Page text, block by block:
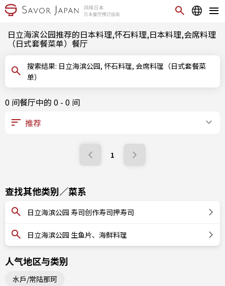
日立海滨公园推荐的日本料理,怀石料理,日本料理,会席料理
（日式套餐菜单）餐厅
搜索结果: 日立海滨公园, 怀石料理, 会席料理（日式套餐菜
单）
0 间餐厅中的 0 - 0 间
1
查找其他类别／菜系
日立海滨公园 寿司创作寿司押寿司
日立海滨公园 生鱼片、海鲜料理
人气地区与类别
水戶/常陆那珂